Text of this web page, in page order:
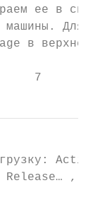
ее в
машины. Для
в верхнем
7
Release… ,